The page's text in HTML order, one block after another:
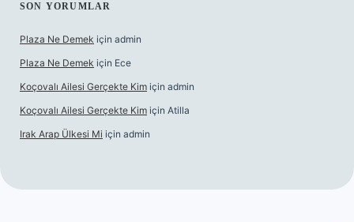
SON YORUMLAR
Plaza Ne Demek için admin
Plaza Ne Demek için Ece
Koçovalı Ailesi Gerçekte Kim için admin
Koçovalı Ailesi Gerçekte Kim için Atilla
Irak Arap Ülkesi Mi için admin